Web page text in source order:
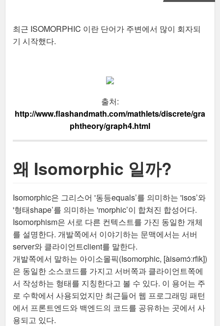
최근 ISOMORPHIC 이란 단어가 주변에서 많이 회자되
기 시작했다.
출처:
http://www.flashandmath.com/mathlets/discrete/gra
phtheory/graph4.html
왜 Isomorphic 일까?
Isomorphic은 그리스어 '동등equals’를 의미하는 'isos’와
'형태shape’를 의미하는 'morphic’이 합쳐진 합성어다.
Isomorphism은 서로 다른 컨텍스트를 가진 동일한 개체
를 설명한다. 개발쪽에서 이야기하는 문맥에서는 서버
server와 클라이언트client를 말한다.
개발쪽에서 말하는 아이소몰픽(Isomorphic, [àisəmɔ́ːrfik])
은 동일한 소스코드를 가지고 서버쪽과 클라이언트쪽에
서 작성하는 형태를 지칭한다고 볼 수 있다. 이 용어는 주
로 수학에서 사용되었지만 최근들어 웹 프로그래밍 패턴
에서 프론트엔드와 백엔드의 코드를 공유하는 곳에서 사
용되고 있다.